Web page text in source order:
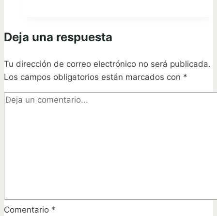
ciego:
tu
jardín
y
el
Deja una respuesta
Tu dirección de correo electrónico no será publicada.
Los campos obligatorios están marcados con *
Comentario *